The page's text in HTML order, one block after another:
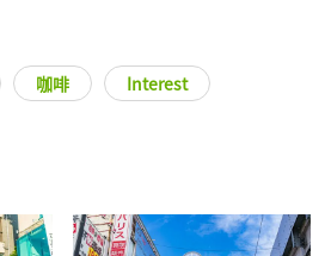
咖啡
Interest